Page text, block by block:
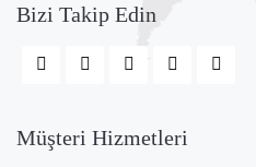
Bizi Takip Edin
Müşteri Hizmetleri